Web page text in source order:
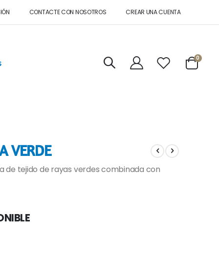
CONTACTE CON NOSOTROS CREAR UNA CUENTA
Cart
0
VERDE
de tejido de rayas verdes combinada con